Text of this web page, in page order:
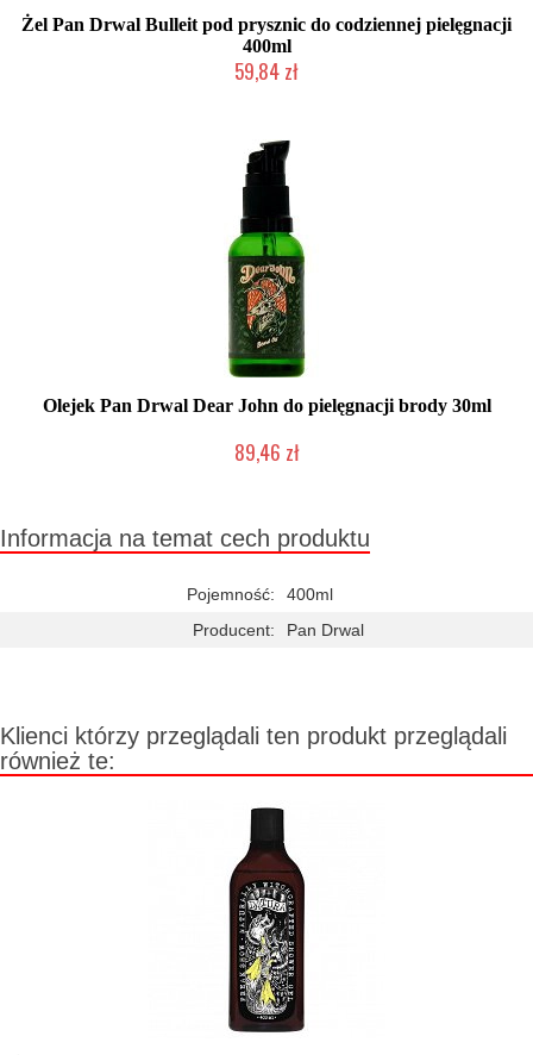
Żel Pan Drwal Bulleit pod prysznic do codziennej pielęgnacji
400ml
59,84 zł
Olejek Pan Drwal Dear John do pielęgnacji brody 30ml
89,46 zł
Informacja na temat cech produktu
Pojemność:
400ml
Producent:
Pan Drwal
Klienci którzy przeglądali ten produkt przeglądali
również te: